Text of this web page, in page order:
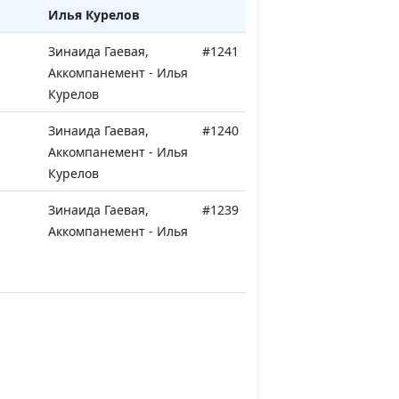
Илья Курелов
Зинаида Гаевая,
Аккомпанемент - Илья
Курелов
#1241
Зинаида Гаевая,
Аккомпанемент - Илья
Курелов
#1240
Зинаида Гаевая,
Аккомпанемент - Илья
#1239
Зинаида Гаевая #1238